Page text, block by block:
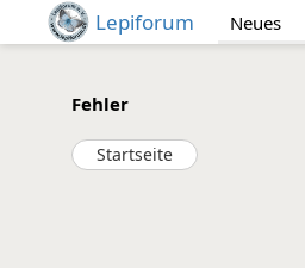
Lepiforum Neues
Fehler
Startseite